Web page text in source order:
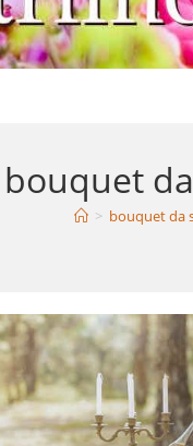
bouquet
> bouquet da